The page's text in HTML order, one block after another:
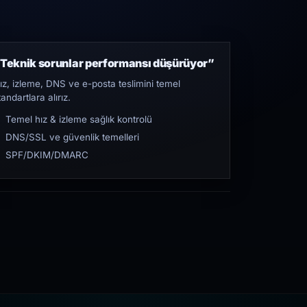
sorunlar performansı düşürüyor”
izleme, DNS ve e-posta teslimini temel
alırız.
Temel hız & izleme sağlık kontrolü
DNS/SSL ve güvenlik temelleri
SPF/DKIM/DMARC